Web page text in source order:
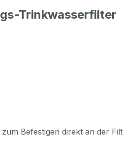
Trinkwasserfilter
Befestigen direkt an der